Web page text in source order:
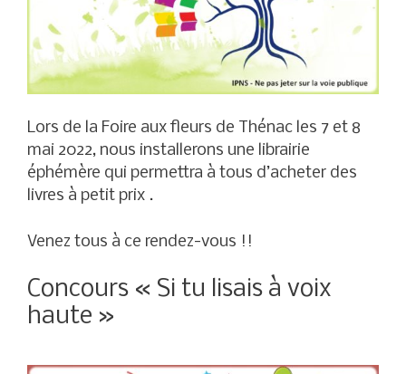
Lors de la Foire aux fleurs de Thénac les 7 et 8
mai 2022, nous installerons une librairie
éphémère qui permettra à tous d’acheter des
livres à petit prix .
Venez tous à ce rendez-vous !!
Concours « Si tu lisais à voix
haute »